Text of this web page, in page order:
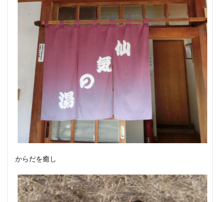
からだを癒し